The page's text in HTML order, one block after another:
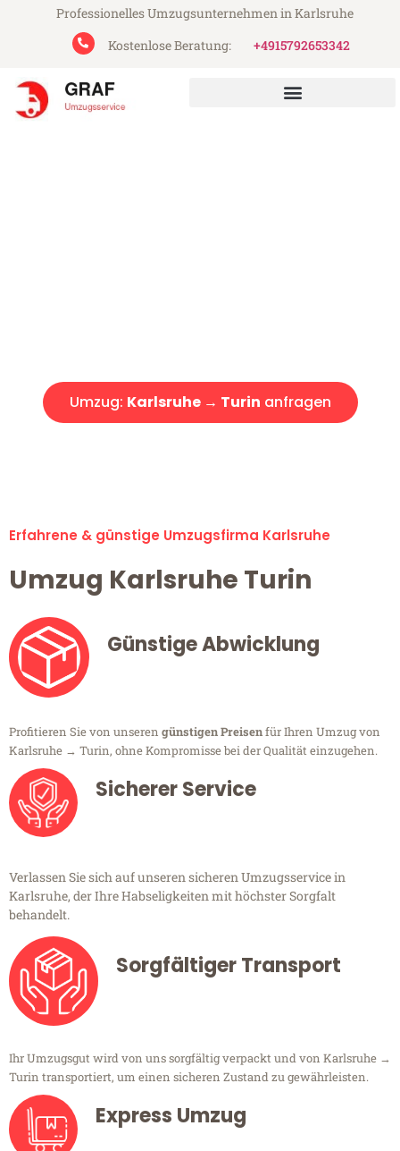
Professionelles Umzugsunternehmen in Karlsruhe
Kostenlose Beratung:
+4915792653342
Umzug: Karlsruhe → Turin anfragen
Erfahrene & günstige Umzugsfirma Karlsruhe
Umzug Karlsruhe Turin
Günstige Abwicklung
Profitieren Sie von unseren günstigen Preisenfür Ihren Umzug von
Karlsruhe → Turin, ohne Kompromisse bei der Qualität einzugehen.
Sicherer Service
Verlassen Sie sich auf unseren sicheren Umzugsservice in
Karlsruhe, der Ihre Habseligkeiten mit höchster Sorgfalt
behandelt.
Sorgfältiger Transport
Ihr Umzugsgut wird von uns sorgfältig verpackt und von Karlsruhe →
Turin transportiert, um einen sicheren Zustand zu gewährleisten.
Express Umzug